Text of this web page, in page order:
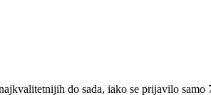
do sada, iako se prijavilo samo